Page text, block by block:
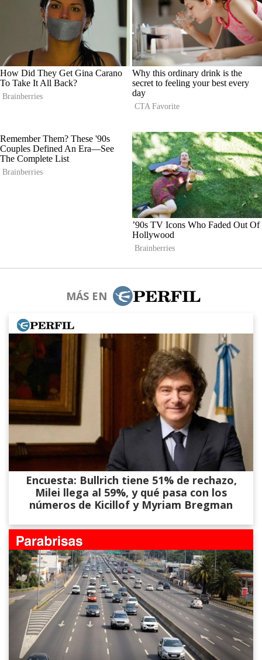
MÁS EN
Encuesta: Bullrich tiene 51% de rechazo,
Milei llega al 59%, y qué pasa con los
números de Kicillof y Myriam Bregman